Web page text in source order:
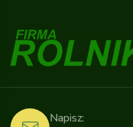
Napisz: